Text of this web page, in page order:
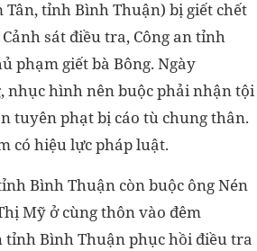
tỉnh Bình Thuận) bị giết chết
sát điều tra, Công an tỉnh
phạm giết bà Bông. Ngày
nhục hình nên buộc phải nhận tội
tuyên phạt bị cáo tù chung thân.
có hiệu lực pháp luật.
Bình Thuận còn buộc ông Nén
Mỹ ở cùng thôn vào đêm
tỉnh Bình Thuận phục hồi điều tra